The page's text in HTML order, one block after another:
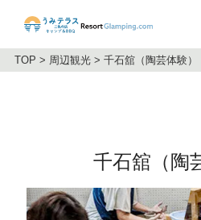
TOP > 周辺観光 >千石舘（陶芸体験）
千石舘（陶